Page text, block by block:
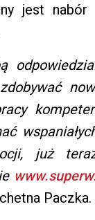
jest
już
Paczka.